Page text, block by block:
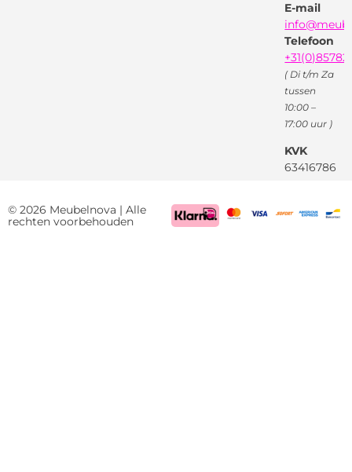
E-mail
Telefoon
( Di t/m Za
tussen
10:00 –
17:00 uur )
KVK
63416786
© 2026 Meubelnova | Alle
rechten voorbehouden